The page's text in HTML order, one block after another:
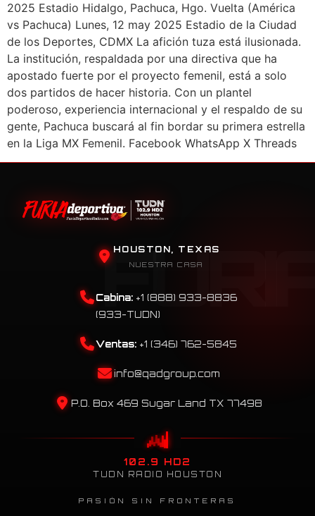
2025 Estadio Hidalgo, Pachuca, Hgo. Vuelta (América
vs Pachuca) Lunes, 12 may 2025 Estadio de la Ciudad
de los Deportes, CDMX La afición tuza está ilusionada.
La institución, respaldada por una directiva que ha
apostado fuerte por el proyecto femenil, está a solo
dos partidos de hacer historia. Con un plantel
poderoso, experiencia internacional y el respaldo de su
gente, Pachuca buscará al fin bordar su primera estrella
en la Liga MX Femenil. Facebook WhatsApp X Threads
HOUSTON, TEXAS
NUESTRA CASA
Cabina: +1 (888) 933-8836
(933-TUDN)
Ventas: +1 (346) 762-5845
info@qadgroup.com
P.O. Box 469 Sugar Land TX 77498
102.9 HD2
TUDN RADIO HOUSTON
PASIÓN SIN FRONTERAS